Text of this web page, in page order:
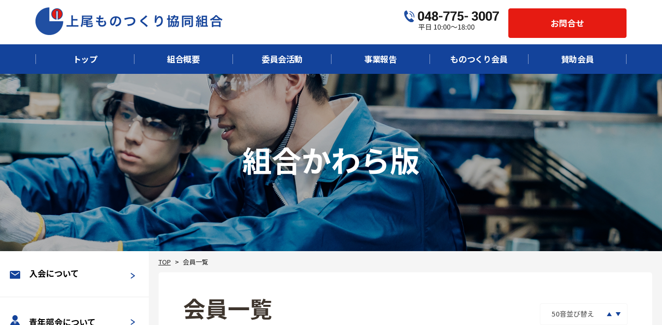
お問合せ
トップ 組合概要 委員会活動 事業報告 ものつくり会員 賛助会員
組合かわら版
入会について
青年部会について
TOP 会員一覧
会員一覧